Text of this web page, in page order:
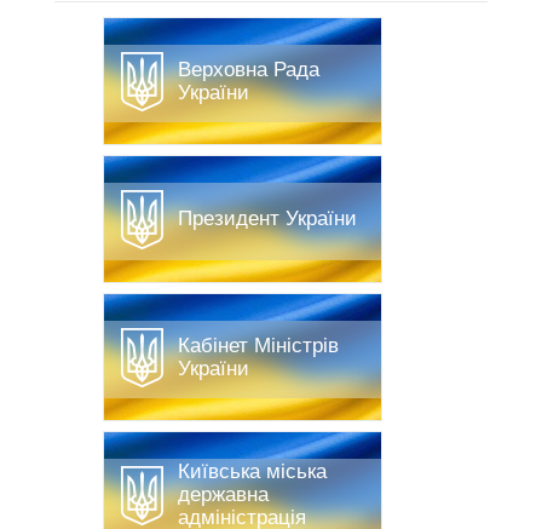
Верховна Рада
України
Президент України
Кабінет Міністрів
України
Київська міська
державна
адміністрація